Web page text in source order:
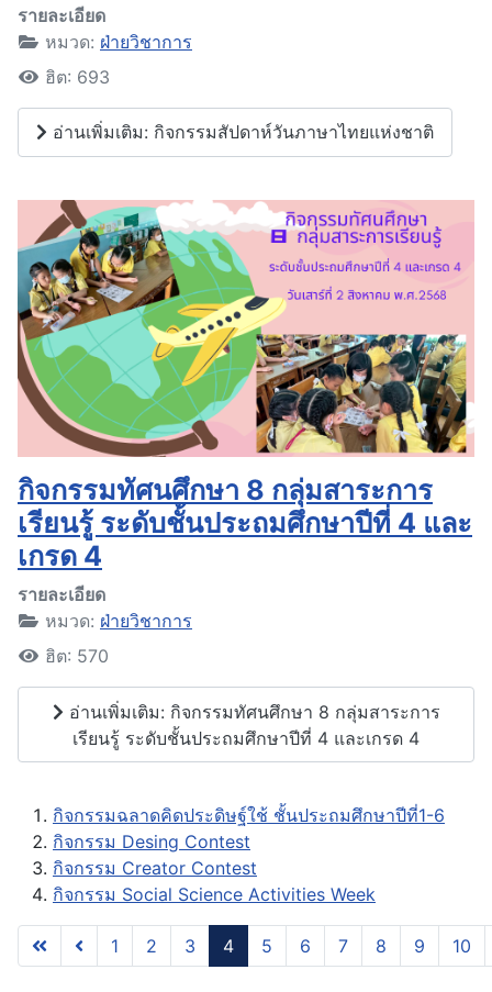
รายละเอียด
หมวด: ฝ่ายวิชาการ
ฮิต: 693
อ่านเพิ่มเติม: กิจกรรมสัปดาห์วันภาษาไทยแห่งชาติ
กิจกรรมทัศนศึกษา 8 กลุ่มสาระการ
เรียนรู้ ระดับชั้นประถมศึกษาปีที่ 4 และ
เกรด 4
รายละเอียด
หมวด: ฝ่ายวิชาการ
ฮิต: 570
อ่านเพิ่มเติม: กิจกรรมทัศนศึกษา 8 กลุ่มสาระการ
เรียนรู้ ระดับชั้นประถมศึกษาปีที่ 4 และเกรด 4
กิจกรรมฉลาดคิดประดิษฐ์ใช้ ชั้นประถมศึกษาปีที่1-6
กิจกรรม Desing Contest
กิจกรรม Creator Contest
กิจกรรม Social Science Activities Week
หน้า 4 จาก 28
1 2 3 4 5 6 7 8 9 10